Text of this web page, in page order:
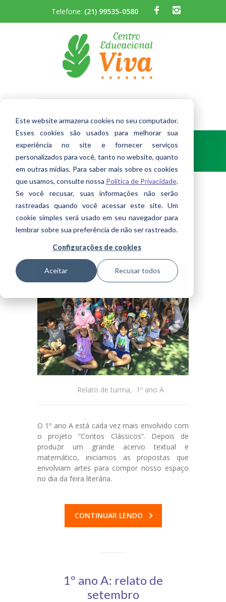
Este website armazena cookies no seu computador.
Esses cookies são usados ​​para melhorar sua
experiência no site e fornecer serviços
personalizados para você, tanto no website, quanto
em outras mídias. Para saber mais sobre os cookies
que usamos, consulte nossa Política de Privacidade.
Se você recusar, suas informações não serão
rastreadas quando você acessar este site. Um
cookie simples será usado em seu navegador para
lembrar sobre sua preferência de não ser rastreado.
Configurações de cookies
Aceitar Recusar todos
Telefone: (21) 99535-0580
A Escola
Quem Somos
Berçário
Infantil
Fundamental I
Horário
Integral
Infantil
Fundamental I
Horário
Extenso
Espaços
Biblioteca
de conteúdo
Portal
da Família
Agende um
Encontro
Blog
1º ano A: relato de outubro
Relato de turma, 1º ano A
O 1º ano A está cada vez mais envolvido com
o projeto “Contos Clássicos”. Depois de
produzir um grande acervo textual e
matemático, iniciamos as propostas que
envolviam artes para compor nosso espaço
no dia da feira literária.
CONTINUAR LENDO
1º ano A: relato de
setembro